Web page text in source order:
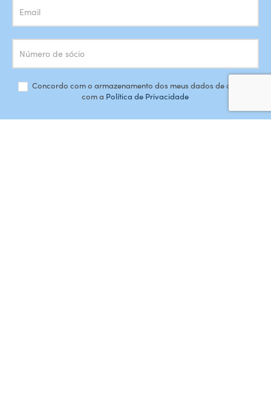
Concordo com o armazenamento dos meus dados de acordo
com a Política de Privacidade